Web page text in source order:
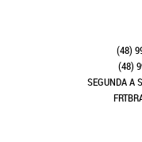
(48)
(48)
SEGUNDA A